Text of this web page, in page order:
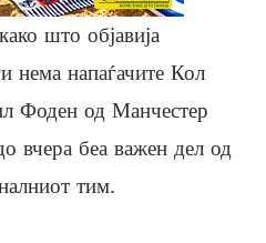
што објавија
нема напаѓачите Кол
Фоден од Манчестер
вчера беа важен дел од
тим.